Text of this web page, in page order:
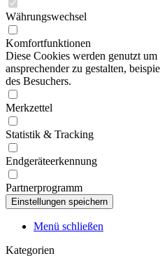
Währungswechsel
Komfortfunktionen
Diese Cookies werden genutzt
ansprechender zu gestalten,
des Besuchers.
Merkzettel
Statistik & Tracking
Endgeräteerkennung
Partnerprogramm
Menü schließen
Kategorien